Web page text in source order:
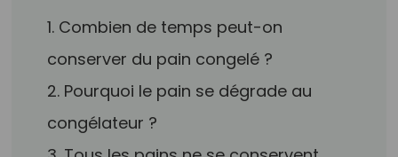
1. Combien de temps peut-on
conserver du pain congelé ?
2. Pourquoi le pain se dégrade au
congélateur ?